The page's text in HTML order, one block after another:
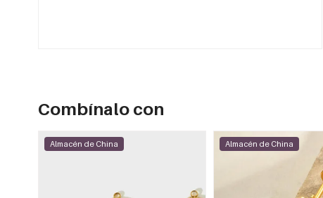
Combínalo con
Almacén de China Almacén de China